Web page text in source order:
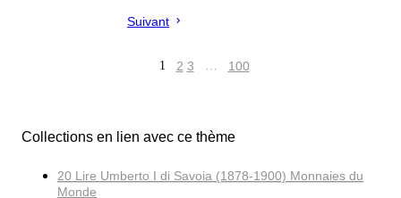
Suivant
1 2 3 … 100
Collections en lien avec ce thème
20 Lire Umberto I di Savoia (1878-1900) Monnaies du
Monde